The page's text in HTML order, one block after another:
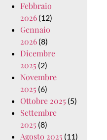
Febbraio
2026(12)
Gennaio
2026(8)
Dicembre
2025 (2)
Novembre
2025 (6)
Ottobre 2025 (5)
Settembre
2025 (8)
Agosto 2025 (11)